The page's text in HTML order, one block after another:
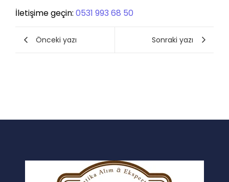
İletişime geçin: 0531 993 68 50
Önceki yazı Sonraki yazı